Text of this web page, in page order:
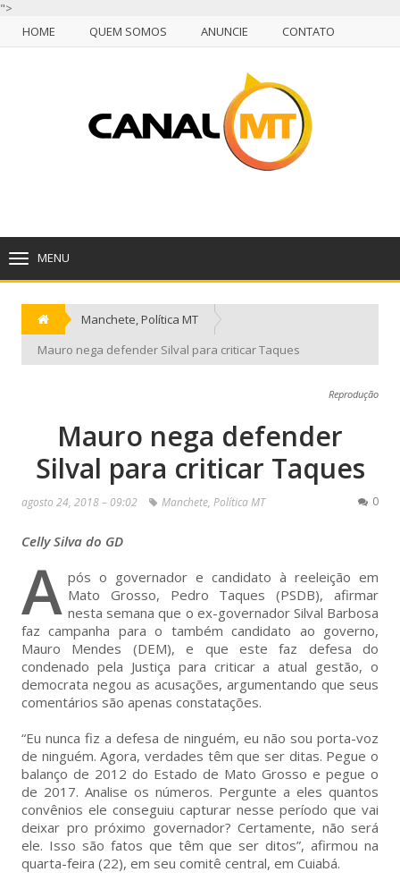
">
HOME
QUEM SOMOS ANUNCIE
CONTATO
ANUNCIE
CUIABÁ, QUINTA-FEIRA, 06 DE AGOSTO DE 2026
MENU
Manchete,Política MT
Mauro nega defender Silval para criticar Taques
Reprodução
Mauro nega defender
Silval para criticar Taques
agosto 24, 2018 – 09:02 Manchete, Política MT 0
Celly Silva do GD
A pós o governador e candidato à reeleição em
Mato Grosso, Pedro Taques (PSDB), afirmar
nesta semana que o ex-governador Silval Barbosa
faz campanha para o também candidato ao governo,
Mauro Mendes (DEM), e que este faz defesa do
condenado pela Justiça para criticar a atual gestão, o
democrata negou as acusações, argumentando que seus
comentários são apenas constatações.
“Eu nunca fiz a defesa de ninguém, eu não sou porta-voz
de ninguém. Agora, verdades têm que ser ditas. Pegue o
balanço de 2012 do Estado de Mato Grosso e pegue o
de 2017. Analise os números. Pergunte a eles quantos
convênios ele conseguiu capturar nesse período que vai
deixar pro próximo governador? Certamente, não será
ele. Isso são fatos que têm que ser ditos”, afirmou na
quarta-feira (22), em seu comitê central, em Cuiabá.